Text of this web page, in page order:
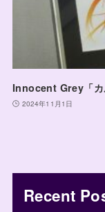
Innocent Grey「カ
2024年11月1日
Recent